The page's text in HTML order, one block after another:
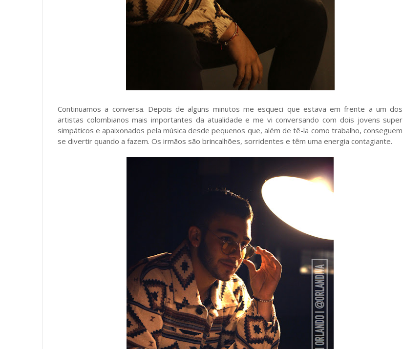
Continuamos a conversa. Depois de alguns minutos me esqueci que estava em frente a um dos
artistas colombianos mais importantes da atualidade e me vi conversando com dois jovens super
simpáticos e apaixonados pela música desde pequenos que, além de tê-la como trabalho, conseguem
se divertir quando a fazem. Os irmãos são brincalhões, sorridentes e têm uma energia contagiante.